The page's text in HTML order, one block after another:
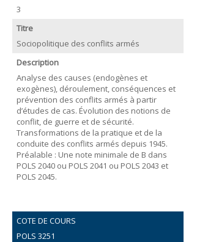
3
Titre
Sociopolitique des conflits armés
Description
Analyse des causes (endogènes et
exogènes), déroulement, conséquences et
prévention des conflits armés à partir
d’études de cas. Évolution des notions de
conflit, de guerre et de sécurité.
Transformations de la pratique et de la
conduite des conflits armés depuis 1945.
Préalable : Une note minimale de B dans
POLS 2040 ou POLS 2041 ou POLS 2043 et
POLS 2045.
COTE DE COURS
POLS 3251